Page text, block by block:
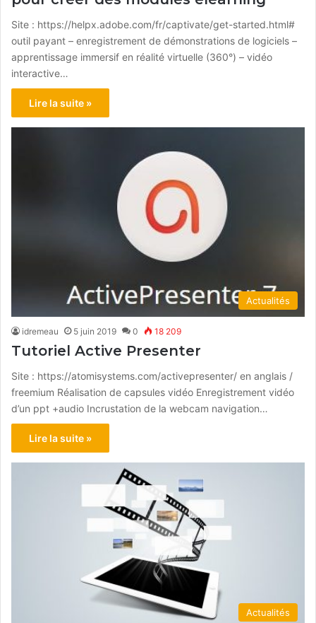
Site : https://helpx.adobe.com/fr/captivate/get-started.html#
outil payant – enregistrement de démonstrations de logiciels –
apprentissage immersif en réalité virtuelle (360°) – vidéo
interactive…
Lire la suite »
Actualités
idremeau 5 juin 2019 0 18 209
Tutoriel Active Presenter
Site : https://atomisystems.com/activepresenter/ en anglais /
freemium Réalisation de capsules vidéo Enregistrement vidéo
d’un ppt +audio Incrustation de la webcam navigation…
Lire la suite »
Actualités